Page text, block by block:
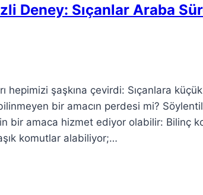
Deney: Sıçanlar Araba
hepimizi şaşkına çevirdi: Sıçanlara
bir amacın perdesi mi?
bir amaca hizmet ediyor olabilir: Bilinç
komutlar alabiliyor;…